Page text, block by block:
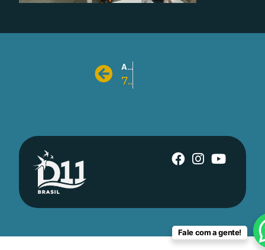
ANTERIOR
7b1996c5ce1940f4ab4d160f39ba8d50
Fale com a gente!